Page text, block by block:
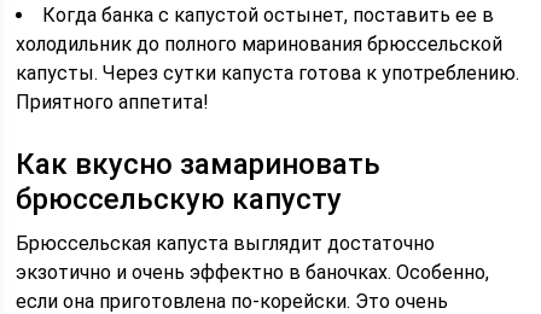
Когда банка с капустой остынет, поставить ее в
холодильник до полного маринования брюссельской
капусты. Через сутки капуста готова к употреблению.
Приятного аппетита!
Как вкусно замариновать
брюссельскую капусту
Брюссельская капуста выглядит достаточно
экзотично и очень эффектно в баночках. Особенно,
если она приготовлена по-корейски. Это очень